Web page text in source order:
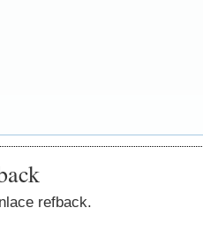
refback.